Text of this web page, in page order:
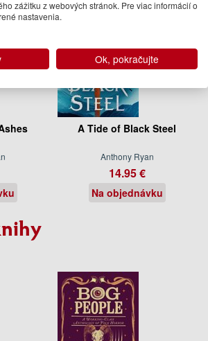
A Tide of Black Steel
Anthony Ryan
14.95 €
Na objednávku
zážitku z webových stránok. Pre viac informácií o
nastavenia.
Ok, pokračujte